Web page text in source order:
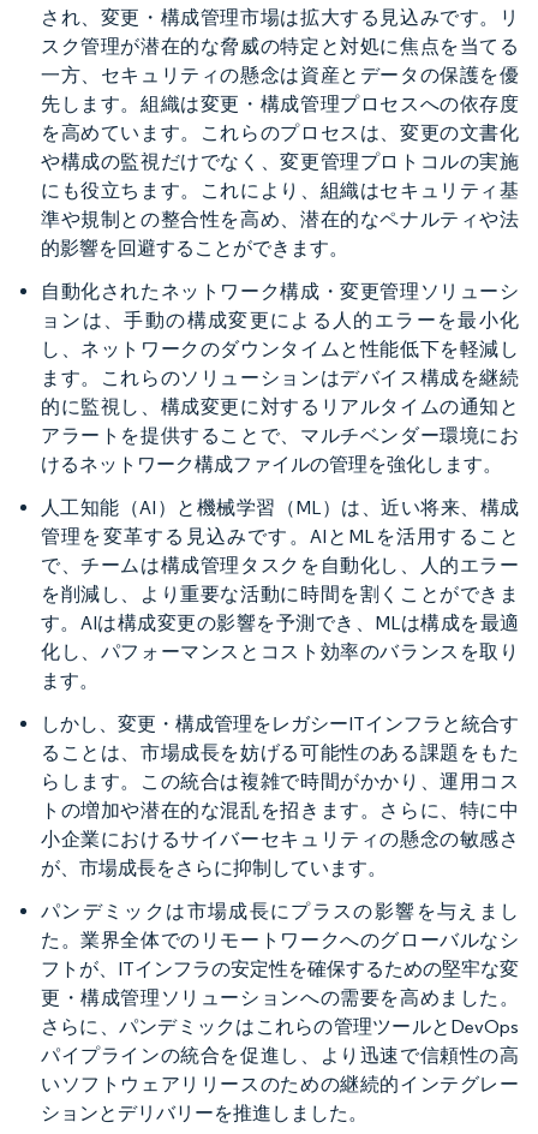
され、変更・構成管理市場は拡大する見込みです。リ
スク管理が潜在的な脅威の特定と対処に焦点を当てる
一方、セキュリティの懸念は資産とデータの保護を優
先します。組織は変更・構成管理プロセスへの依存度
を高めています。これらのプロセスは、変更の文書化
や構成の監視だけでなく、変更管理プロトコルの実施
にも役立ちます。これにより、組織はセキュリティ基
準や規制との整合性を高め、潜在的なペナルティや法
的影響を回避することができます。
自動化されたネットワーク構成・変更管理ソリューシ
ョンは、手動の構成変更による人的エラーを最小化
し、ネットワークのダウンタイムと性能低下を軽減し
ます。これらのソリューションはデバイス構成を継続
的に監視し、構成変更に対するリアルタイムの通知と
アラートを提供することで、マルチベンダー環境にお
けるネットワーク構成ファイルの管理を強化します。
人工知能（AI）と機械学習（ML）は、近い将来、構成
管理を変革する見込みです。AIとMLを活用すること
で、チームは構成管理タスクを自動化し、人的エラー
を削減し、より重要な活動に時間を割くことができま
す。AIは構成変更の影響を予測でき、MLは構成を最適
化し、パフォーマンスとコスト効率のバランスを取り
ます。
しかし、変更・構成管理をレガシーITインフラと統合す
ることは、市場成長を妨げる可能性のある課題をもた
らします。この統合は複雑で時間がかかり、運用コス
トの増加や潜在的な混乱を招きます。さらに、特に中
小企業におけるサイバーセキュリティの懸念の敏感さ
が、市場成長をさらに抑制しています。
パンデミックは市場成長にプラスの影響を与えまし
た。業界全体でのリモートワークへのグローバルなシ
フトが、ITインフラの安定性を確保するための堅牢な変
更・構成管理ソリューションへの需要を高めました。
さらに、パンデミックはこれらの管理ツールとDevOps
パイプラインの統合を促進し、より迅速で信頼性の高
いソフトウェアリリースのための継続的インテグレー
ションとデリバリーを推進しました。